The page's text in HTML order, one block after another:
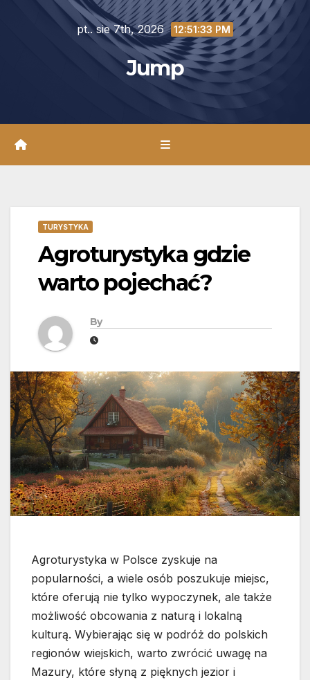
pt.. sie 7th, 2026 12:51:35 PM
Jump
TURYSTYKA
Agroturystyka gdzie
warto pojechać?
By
Agroturystyka w Polsce zyskuje na
popularności, a wiele osób poszukuje miejsc,
które oferują nie tylko wypoczynek, ale także
możliwość obcowania z naturą i lokalną
kulturą. Wybierając się w podróż do polskich
regionów wiejskich, warto zwrócić uwagę na
Mazury, które słyną z pięknych jezior i